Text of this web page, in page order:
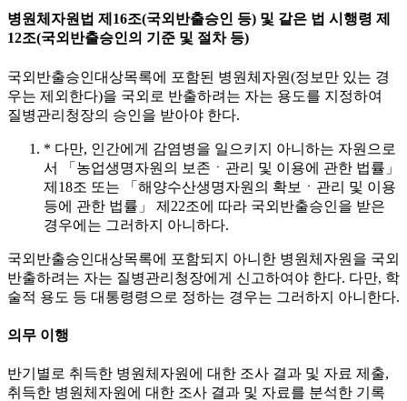
병원체자원법 제16조(국외반출승인 등) 및 같은 법 시행령 제
12조(국외반출승인의 기준 및 절차 등)
국외반출승인대상목록에 포함된 병원체자원(정보만 있는 경
우는 제외한다)을 국외로 반출하려는 자는 용도를 지정하여
질병관리청장의 승인을 받아야 한다.
* 다만, 인간에게 감염병을 일으키지 아니하는 자원으로
서 「농업생명자원의 보존ㆍ관리 및 이용에 관한 법률」
제18조 또는 「해양수산생명자원의 확보ㆍ관리 및 이용
등에 관한 법률」 제22조에 따라 국외반출승인을 받은
경우에는 그러하지 아니하다.
국외반출승인대상목록에 포함되지 아니한 병원체자원을 국외
반출하려는 자는 질병관리청장에게 신고하여야 한다. 다만, 학
술적 용도 등 대통령령으로 정하는 경우는 그러하지 아니한다.
의무 이행
반기별로 취득한 병원체자원에 대한 조사 결과 및 자료 제출,
취득한 병원체자원에 대한 조사 결과 및 자료를 분석한 기록